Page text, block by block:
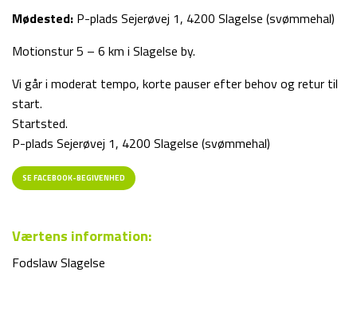
Mødested: P-plads Sejerøvej 1, 4200 Slagelse (svømmehal)
Motionstur 5 – 6 km i Slagelse by.
Vi går i moderat tempo, korte pauser efter behov og retur til
start.
Startsted.
P-plads Sejerøvej 1, 4200 Slagelse (svømmehal)
SE FACEBOOK-BEGIVENHED
Værtens information:
Fodslaw Slagelse